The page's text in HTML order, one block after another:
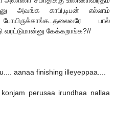
அவங்க காபி,டிபன் எல்லாம்
பால்
கேக்கறாங்க?//
aanaa finishing illeyeppaa....
perusaa irundhaa nallaa